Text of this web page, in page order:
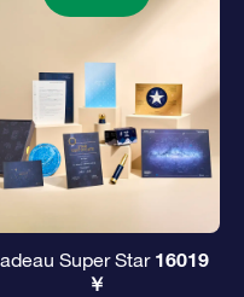
Super Star 16019
￥